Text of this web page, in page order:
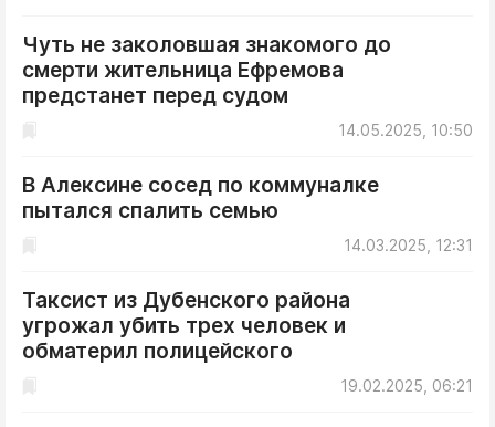
Чуть не заколовшая знакомого до
смерти жительница Ефремова
предстанет перед судом
14.05.2025, 10:50
В Алексине сосед по коммуналке
пытался спалить семью
14.03.2025, 12:31
Таксист из Дубенского района
угрожал убить трех человек и
обматерил полицейского
19.02.2025, 06:21